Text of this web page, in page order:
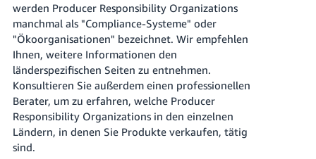
werden Producer Responsibility Organizations
manchmal als "Compliance-Systeme" oder
"Ökoorganisationen" bezeichnet. Wir empfehlen
Ihnen, weitere Informationen den
länderspezifischen Seiten zu entnehmen.
Konsultieren Sie außerdem einen professionellen
Berater, um zu erfahren, welche Producer
Responsibility Organizations in den einzelnen
Ländern, in denen Sie Produkte verkaufen, tätig
sind.